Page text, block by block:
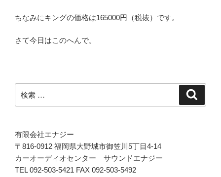
ちなみにキングの価格は165000円（税抜）です。
さて今日はこのへんで。
索:
有限会社エナジー
〒816-0912 福岡県大野城市御笠川5丁目4-14
カーオーディオセンター サウンドエナジー
TEL 092-503-5421 FAX 092-503-5492